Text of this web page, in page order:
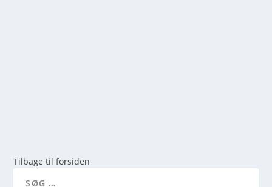
Tilbage til forsiden